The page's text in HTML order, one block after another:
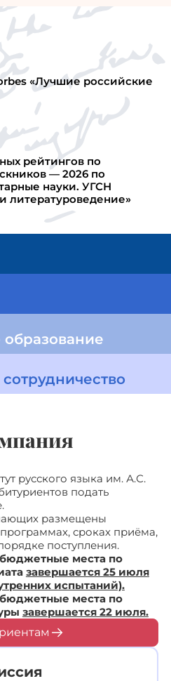
«Лучшие российские
рейтингов по
— 2026 по
науки. УГСН
литературоведение»
русского языка им. А.С.
подать
размещены
сроках приёма,
поступления.
места по
завершается 25 июля
испытаний).
места по
завершается 22 июля.